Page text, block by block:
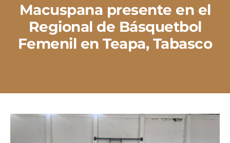
Macuspana presente en el
Regional de Básquetbol
Femenil en Teapa, Tabasco